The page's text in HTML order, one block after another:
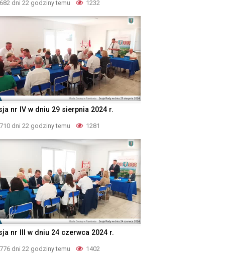
682 dni 22 godziny temu 1232
nr IV w dniu 29 sierpnia 2024 r.
710 dni 22 godziny temu 1281
nr III w dniu 24 czerwca 2024 r.
776 dni 22 godziny temu 1402